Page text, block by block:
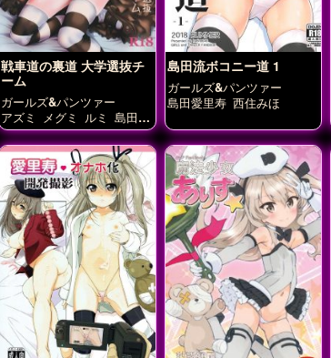
戦車道の裏道 大学選抜チ
ーム
ガールズ&パンツァー
アズミ
メグミ ルミ 島田愛
里寿
島田流ボコニー道 1
ガールズ&パンツァー
島田愛里寿 西住みほ